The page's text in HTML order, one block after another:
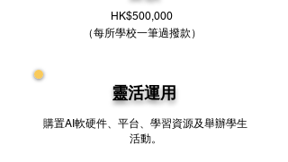
HK$500,000
（​每所學校一筆過撥款）
靈活運用
購置AI軟硬件、平台、學習資源及舉辦學生
活動。